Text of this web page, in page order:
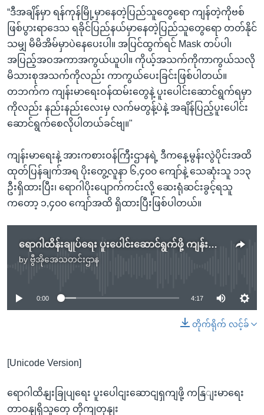
“ဒီအချိန်မှာ ရန်ကုန်မြို့မှာနေတဲ့ပြည်သူတွေရော ကျန်တဲ့ကိုဗစ်
ဖြစ်ပွားရာဒေသ ရခိုင်ပြည်နယ်မှာနေတဲ့ပြည်သူတွေရော တတ်နိုင်
သမျှ မိမိအိမ်မှာပဲနေပေးပါ။ အပြင်ထွက်ရင် Mask တပ်ပါ၊
အပြည့်အဝအကာအကွယ်ယူပါ။ ကိုယ့်အသက်ကိုကာကွယ်သလို
မိသားစုအသက်ကိုလည်း ကာကွယ်ပေးခြင်းဖြစ်ပါတယ်။
တဘက်က ကျန်းမာရေးဝန်ထမ်းတွေနဲ့ ပူးပေါင်းဆောင်ရွက်ရမှာ
ကိုလည်း နည်းနည်းလေးမှ လက်မတွန့်ပဲနဲ့ အချိန်ပြည့်ပူးပေါင်း
ဆောင်ရွက်စေလိုပါတယ်ခင်ဗျ။"
ကျန်းမာရေးနဲ့ အားကစားဝန်ကြီးဌာနရဲ့ ဒီကနေ့မွန်းလွဲပိုင်းအထိ
ထုတ်ပြန်ချက်အရ ပိုးတွေ့လူနာ ၆,၄၀၀ ကျော်နဲ့ သေဆုံးသူ ၁၁၃
ဦးရှိထားပြီး၊ ရောဂါပိုးပျောက်ကင်းလို့ ဆေးရုံဆင်းခွင့်ရသူ
ကတော့ ၁,၄၀၀ ကျော်အထိ ရှိထားပြီးဖြစ်ပါတယ်။
ရောဂါထိန်းချုပ်ရေး ပူးပေါင်းဆောင်ရွက်ဖို့ ကျန်းမာရေးတာဝန်ရှိသူတွေ တိုက်တွန်း
by ဗွီအိုအေသတင်းဌာန
No media source currently available
0:00 4:17
တိုက်ရိုက် လင့်ခ်
[Unicode Version]
ရောဂါထိနျးခြုပျရေး ပူးပေါငျးဆောငျရှကျဖို့ ကနြျးမာရေး
တာဝနျရှိသူတှေ တိုကျတှနျး